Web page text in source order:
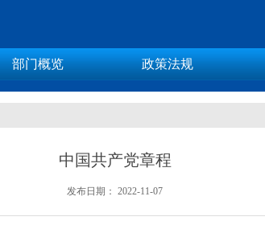
部门概览 政策法规
中国共产党章程
发布日期： 2022-11-07